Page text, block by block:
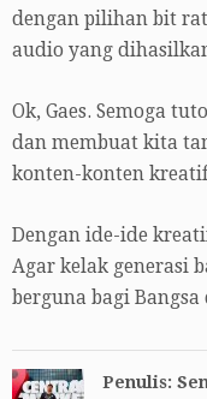
dengan pilihan bit
audio yang
Ok, Gaes. Semoga
dan membuat kita
konten-konten
Dengan ide-ide
Agar kelak generasi
berguna bagi Bangsa
Penulis: